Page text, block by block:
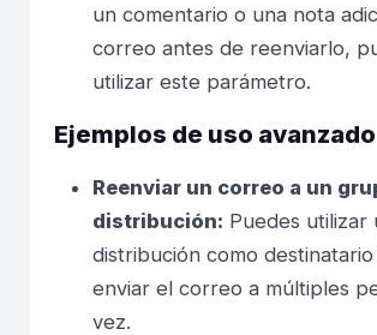
un comentario o una nota
correo antes de reenviarlo,
utilizar este parámetro.
Ejemplos de uso avanzado
Reenviar un correo a un
distribución: Puedes utilizar
distribución como
enviar el correo a múltiples
vez.